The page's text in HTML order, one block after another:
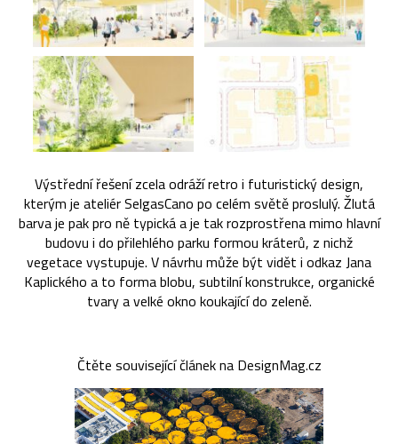
Výstřední řešení zcela odráží retro i futuristický design,
kterým je ateliér SelgasCano po celém světě proslulý. Žlutá
barva je pak pro ně typická a je tak rozprostřena mimo hlavní
budovu i do přilehlého parku formou kráterů, z nichž
vegetace vystupuje. V návrhu může být vidět i odkaz Jana
Kaplického a to forma blobu, subtilní konstrukce, organické
tvary a velké okno koukající do zeleně.
Čtěte související článek na DesignMag.cz